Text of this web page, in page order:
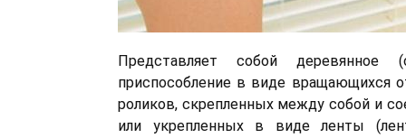
Представляет собой деревянное
приспособление в виде вращающихся
роликов, скрепленных между собой и
или укрепленных в виде ленты